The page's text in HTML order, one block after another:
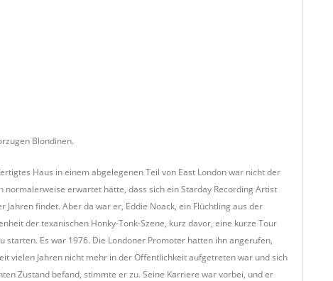
Blondinen.
Haus in einem abgelegenen Teil von East London war nicht der
normalerweise erwartet hätte, dass sich ein Starday Recording Artist
Jahren findet. Aber da war er, Eddie Noack, ein Flüchtling aus der
der texanischen Honky-Tonk-Szene, kurz davor, eine kurze Tour
starten. Es war 1976. Die Londoner Promoter hatten ihn angerufen,
vielen Jahren nicht mehr in der Öffentlichkeit aufgetreten war und sich
Zustand befand, stimmte er zu. Seine Karriere war vorbei, und er